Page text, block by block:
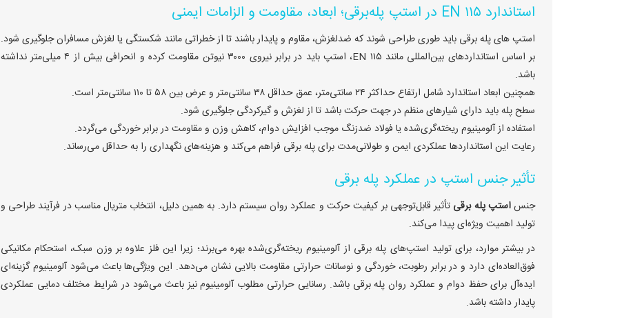
استاندارد EN ۱۱۵ در استپ پله‌برقی؛ ابعاد، مقاومت و الزامات ایمنی
استپ های پله برقی باید طوری طراحی شوند که ضدلغزش، مقاوم و پایدار باشند تا از خطراتی مانند شکستگی یا لغزش مسافران جلوگیری شود.
بر اساس استانداردهای بین‌المللی مانند EN ۱۱۵، استپ باید در برابر نیروی ۳۰۰۰ نیوتن مقاومت کرده و انحرافی بیش از ۴ میلی‌متر نداشته
باشد.
همچنین ابعاد استاندارد شامل ارتفاع حداکثر ۲۴ سانتی‌متر، عمق حداقل ۳۸ سانتی‌متر و عرض بین ۵۸ تا ۱۱۰ سانتی‌متر است.
سطح پله باید دارای شیارهای منظم در جهت حرکت باشد تا از لغزش و گیرکردگی جلوگیری شود.
استفاده از آلومینیوم ریخته‌گری‌شده یا فولاد ضدزنگ موجب افزایش دوام، کاهش وزن و مقاومت در برابر خوردگی می‌گردد.
رعایت این استانداردها عملکردی ایمن و طولانی‌مدت برای پله برقی فراهم می‌کند و هزینه‌های نگهداری را به حداقل می‌رساند.
تأثیر جنس استپ در عملکرد پله برقی
جنساستپ پله برقی تأثیر قابل‌توجهی بر کیفیت حرکت و عملکرد روان سیستم دارد. به همین دلیل، انتخاب متریال مناسب در فرآیند طراحی و
تولید اهمیت ویژه‌ای پیدا می‌کند.
در بیشتر موارد، برای تولید استپ‌های پله برقی از آلومینیوم ریخته‌گری‌شده بهره می‌برند؛ زیرا این فلز علاوه بر وزن سبک، استحکام مکانیکی
فوق‌العاده‌ای دارد و در برابر رطوبت، خوردگی و نوسانات حرارتی مقاومت بالایی نشان می‌دهد. این ویژگی‌ها باعث می‌شود آلومینیوم گزینه‌ای
ایده‌آل برای حفظ دوام و عملکرد روان پله برقی باشد. رسانایی حرارتی مطلوب آلومینیوم نیز باعث می‌شود در شرایط مختلف دمایی عملکردی
پایدار داشته باشد.